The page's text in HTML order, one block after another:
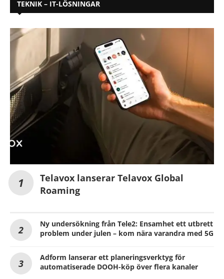
TEKNIK – IT-LÖSNINGAR
Telavox lanserar Telavox Global
Roaming
Ny undersökning från Tele2: Ensamhet ett utbrett
problem under julen – kom nära varandra med 5G
Adform lanserar ett planeringsverktyg för
automatiserade DOOH-köp över flera kanaler